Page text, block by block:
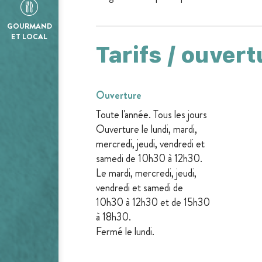
GOURMAND
ET LOCAL
Tarifs /
Ouverture
Toute l'année. Tous les jours
Ouverture le lundi, mardi,
mercredi, jeudi, vendredi et
samedi de 10h30 à 12h30.
Le mardi, mercredi, jeudi,
vendredi et samedi de
10h30 à 12h30 et de 15h30
à 18h30.
Fermé le lundi.